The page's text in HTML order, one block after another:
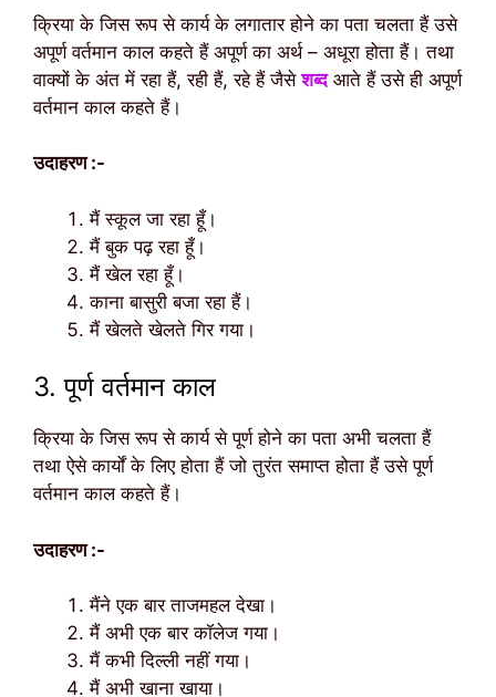
क्रिया के जिस रूप से कार्य के लगातार होने का पता चलता हैं उसे
अपूर्ण वर्तमान काल कहते हैं अपूर्ण का अर्थ – अधूरा होता हैं। तथा
वाक्यों के अंत में रहा हैं, रही हैं, रहे हैं जैसेशब्दआते हैं उसे ही अपूर्ण
वर्तमान काल कहते हैं।
उदाहरण :-
मैं स्कूल जा रहा हूँ।
मैं बुक पढ़ रहा हूँ।
मैं खेल रहा हूँ।
काना बासुरी बजा रहा हैं।
मैं खेलते खेलते गिर गया।
3. पूर्ण वर्तमान काल
क्रिया के जिस रूप से कार्य से पूर्ण होने का पता अभी चलता हैं
तथा ऐसे कार्यों के लिए होता हैं जो तुरंत समाप्त होता हैं उसे पूर्ण
वर्तमान काल कहते हैं।
उदाहरण :-
मैंने एक बार ताजमहल देखा।
मैं अभी एक बार कॉलेज गया।
मैं कभी दिल्ली नहीं गया।
मैं अभी खाना खाया।